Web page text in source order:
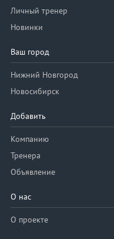
Личный тренер
Новинки
Ваш город
Нижний Новгород
Новосибирск
Добавить
Компанию
Тренера
Объявление
О нас
О проекте